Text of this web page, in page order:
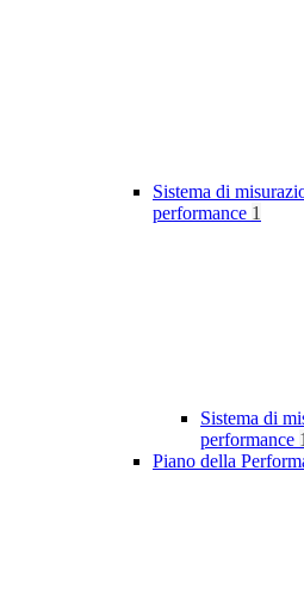
Sistema di
performance 1
Sistema di
performance 1
Piano della